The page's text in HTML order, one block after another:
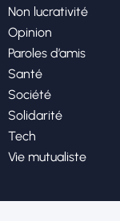
Non lucrativité
Opinion
Paroles d’amis
Santé
Société
Solidarité
Tech
Vie mutualiste